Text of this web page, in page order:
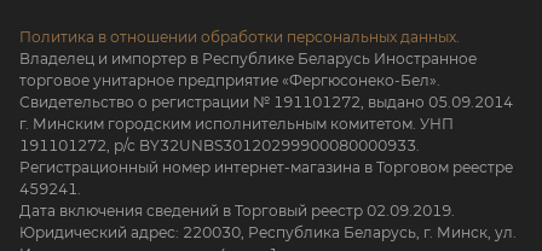
Политика в отношении обработки персональных данных.
Владелец и импортер в Республике Беларусь Иностранное
торговое унитарное предприятие «Фергюсонеко-Бел».
Свидетельство о регистрации № 191101272, выдано 05.09.2014
г. Минским городским исполнительным комитетом. УНП
191101272, р/с BY32UNBS30120299900080000933.
Регистрационный номер интернет-магазина в Торговом реестре
459241.
Дата включения сведений в Торговый реестр 02.09.2019.
Юридический адрес: 220030, Республика Беларусь, г. Минск, ул.